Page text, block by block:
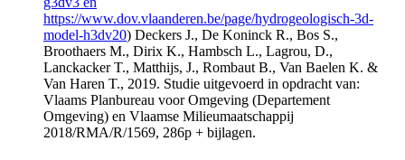
https://www.dov.vlaanderen.be/page/hydrogeologisch-3d-
model-h3dv20) Deckers J., De Koninck R., Bos S.,
Broothaers M., Dirix K., Hambsch L., Lagrou, D.,
Lanckacker T., Matthijs, J., Rombaut B., Van Baelen K. &
Van Haren T., 2019. Studie uitgevoerd in opdracht van:
Vlaams Planbureau voor Omgeving (Departement
Omgeving) en Vlaamse Milieumaatschappij
2018/RMA/R/1569, 286p + bijlagen.